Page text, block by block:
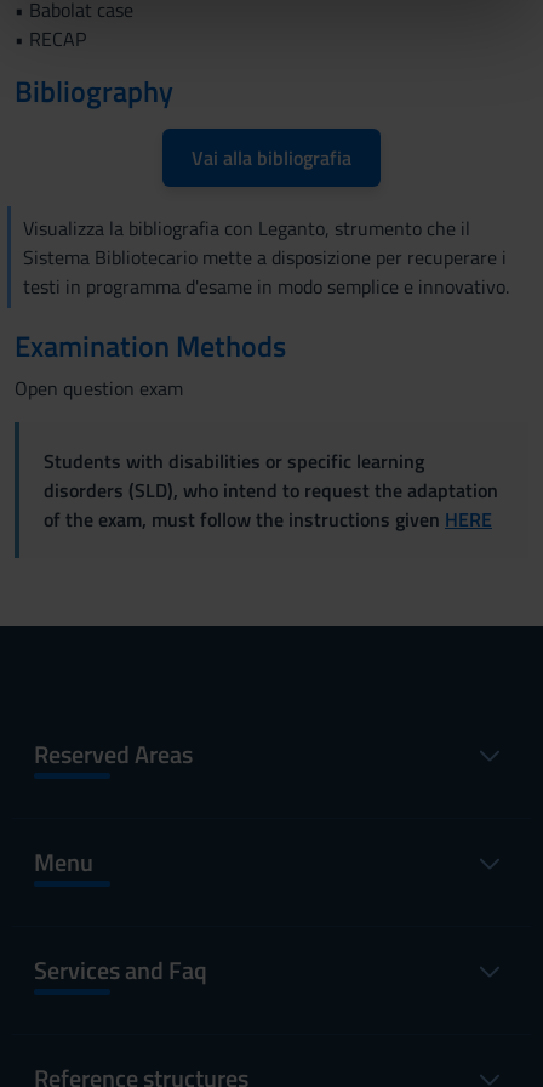
nostri partner che si occupano di analisi dei dati web,
pubblicità e social media, i quali potrebbero combinarle
con altre informazioni che hai fornito loro o che hanno
raccolto dal tuo utilizzo dei loro servizi.
• Babolat case
• RECAP
Bibliography
Vai alla bibliografia
Visualizza la bibliografia con Leganto, strumento che il
Sistema Bibliotecario mette a disposizione per recuperare i
testi in programma d'esame in modo semplice e innovativo.
Examination Methods
Open question exam
Students with disabilities or specific learning
disorders (SLD), who intend to request the adaptation
of the exam, must follow the instructions given HERE
Reserved Areas
Menu
Services and Faq
Reference structures